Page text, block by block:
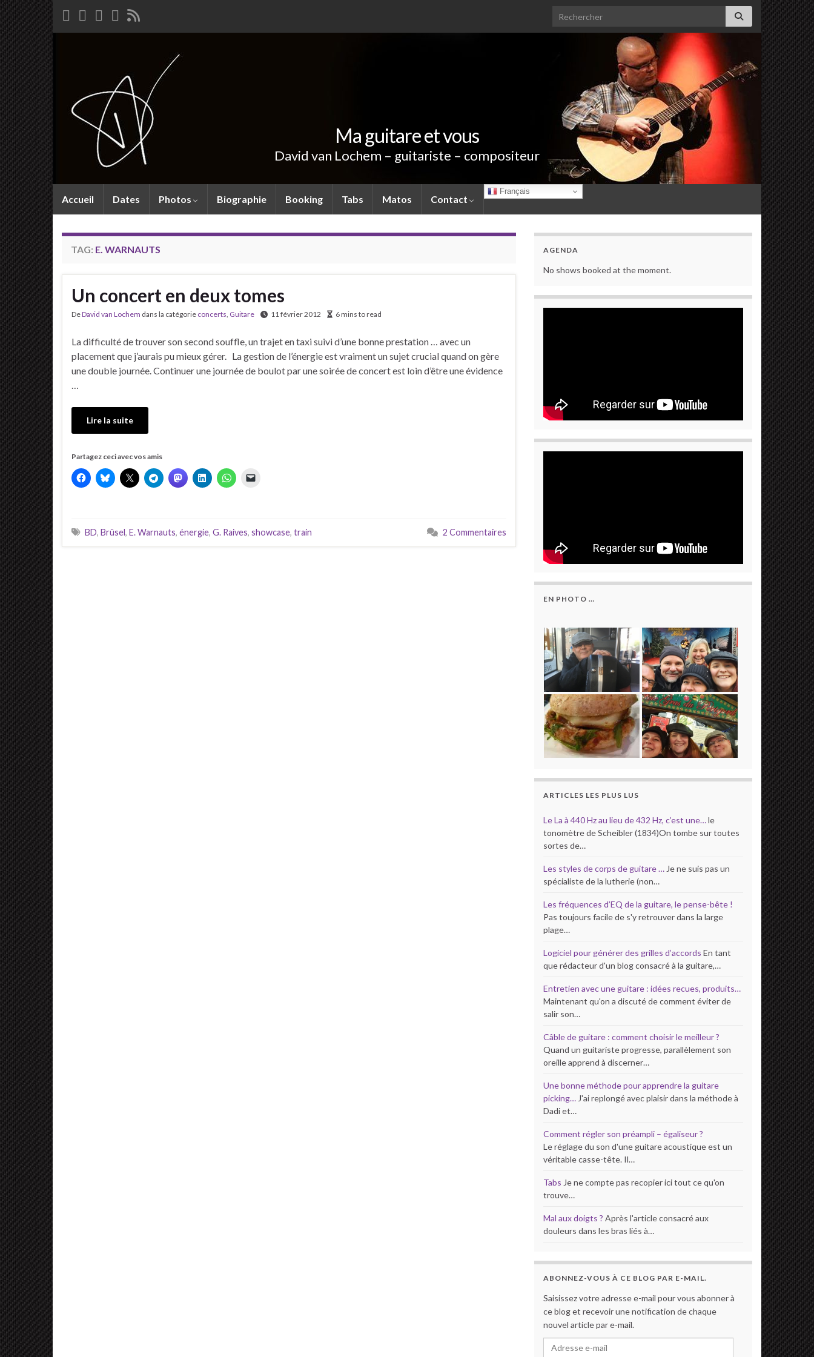
Search for:
Ma guitare et vous
David van Lochem – guitariste – compositeur
Accueil Dates Photos Biographie Booking Tabs Matos Contact
Français
TAG: E. WARNAUTS
Un concert en deux tomes
DeDavid van Lochem dans la catégorie concerts, Guitare 11 février 2012 6 mins to read
La difficulté de trouver son second souffle, un trajet en taxi suivi d’une bonne prestation … avec un
placement que j’aurais pu mieux gérer. La gestion de l’énergie est vraiment un sujet crucial quand on gère
une double journée. Continuer une journée de boulot par une soirée de concert est loin d’être une évidence
…
Lire la suite
Partagez ceci avec vos amis
BD, Brüsel, E. Warnauts, énergie, G. Raives, showcase, train 2 Commentaires
AGENDA
No shows booked at the moment.
EN PHOTO …
ARTICLES LES PLUS LUS
Le La à 440 Hz au lieu de 432 Hz, c’est une…le
tonomètre de Scheibler (1834)On tombe sur toutes
sortes de…
Les styles de corps de guitare … Je ne suis pas un
spécialiste de la lutherie (non…
Les fréquences d’EQ de la guitare, le pense-bête !
Pas toujours facile de s'y retrouver dans la large
plage…
Logiciel pour générer des grilles d’accords En tant
que rédacteur d'un blog consacré à la guitare,…
Entretien avec une guitare : idées recues, produits…
Maintenant qu'on a discuté de comment éviter de
salir son…
Câble de guitare : comment choisir le meilleur ?
Quand un guitariste progresse, parallèlement son
oreille apprend à discerner…
Une bonne méthode pour apprendre la guitare
picking… J'ai replongé avec plaisir dans la méthode à
Dadi et…
Comment régler son préampli – égaliseur ?
Le réglage du son d'une guitare acoustique est un
véritable casse-tête. Il…
Tabs Je ne compte pas recopier ici tout ce qu'on
trouve…
Mal aux doigts ? Après l'article consacré aux
douleurs dans les bras liés à…
ABONNEZ-VOUS À CE BLOG PAR E-MAIL.
Saisissez votre adresse e-mail pour vous abonner à
ce blog et recevoir une notification de chaque
nouvel article par e-mail.
Adresse e-mail